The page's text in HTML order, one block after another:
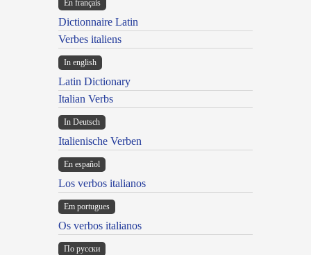
En français
Dictionnaire Latin
Verbes italiens
In english
Latin Dictionary
Italian Verbs
In Deutsch
Italienische Verben
En español
Los verbos italianos
Em portugues
Os verbos italianos
По русски